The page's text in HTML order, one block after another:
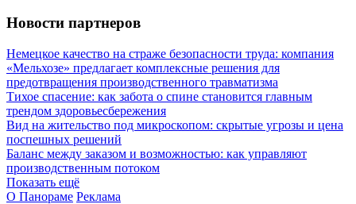
Новости партнеров
Немецкое качество на страже безопасности труда: компания
«Мельхозе» предлагает комплексные решения для
предотвращения производственного травматизма
Тихое спасение: как забота о спине становится главным
трендом здоровьесбережения
Вид на жительство под микроскопом: скрытые угрозы и цена
поспешных решений
Баланс между заказом и возможностью: как управляют
производственным потоком
Показать ещё
О Панораме Реклама